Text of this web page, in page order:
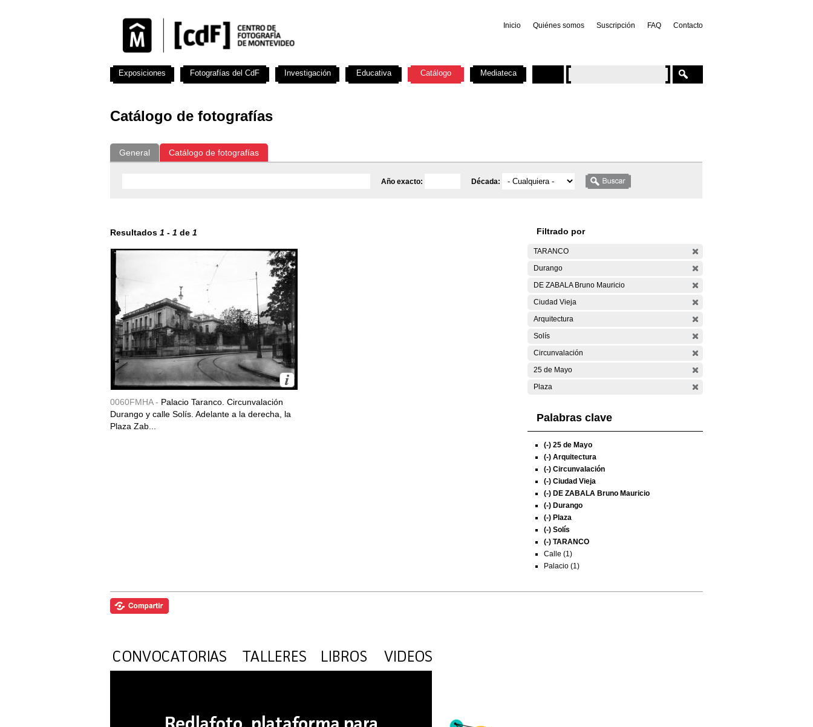
Inicio Quiénes somos Suscripción FAQ Contacto
Catálogo de fotografías
General Catálogo de fotografías
Año exacto: Década:
Resultados 1 - 1 de 1
0060FMHA - Palacio Taranco. Circunvalación
Durango y calle Solís. Adelante a la derecha, la
Plaza Zab...
Filtrado por
TARANCO
Durango
DE ZABALA Bruno Mauricio
Ciudad Vieja
Arquitectura
Solís
Circunvalación
25 de Mayo
Plaza
Palabras clave
(-) 25 de Mayo
(-) Arquitectura
(-) Circunvalación
(-) Ciudad Vieja
(-) DE ZABALA Bruno Mauricio
(-) Durango
(-) Plaza
(-) Solís
(-) TARANCO
Calle (1)
Palacio (1)
Exposiciones Fotografías del CdF Investigación Educativa Catálogo Mediateca